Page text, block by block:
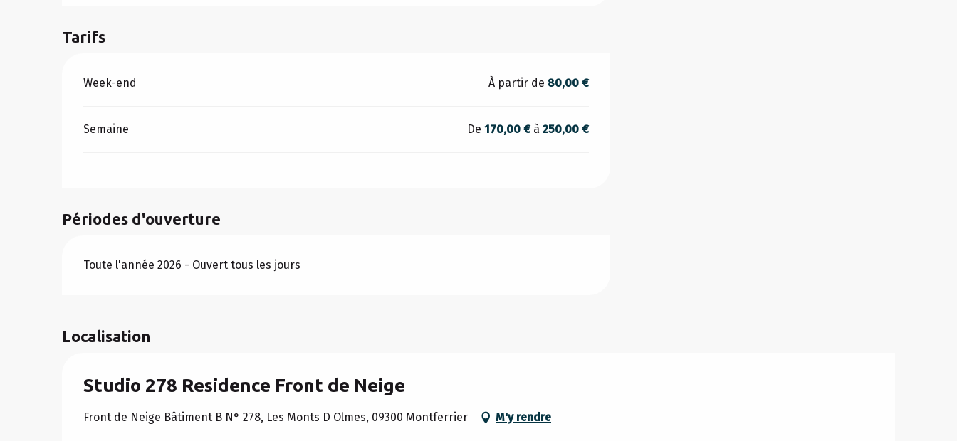
Tarifs
Tarifs 2026
Week-end À partir de 80,00 €
Semaine De170,00 €à250,00 €
Périodes d'ouverture
Toute l'année 2026 - Ouvert tous les jours
Localisation
Studio 278 Residence Front de Neige
Front de Neige Bâtiment B N° 278, Les Monts D Olmes, 09300 Montferrier M'y rendre